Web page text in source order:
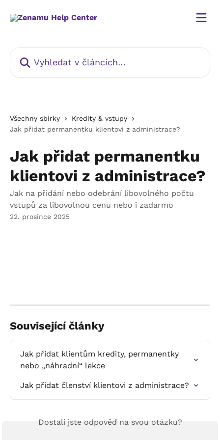
Všechny sbírky
Kredity & vstupy
Jak přidat permanentku klientovi z administrace?
Jak přidat permanentku
klientovi z administrace?
Jak na přidání nebo odebrání libovolného počtu
vstupů za libovolnou cenu nebo i zadarmo
22. prosince 2025
Související články
Jak přidat klientům kredity, permanentky
nebo „náhradní“ lekce
Jak přidat členství klientovi z administrace?
Dostali jste odpověď na svou otázku?